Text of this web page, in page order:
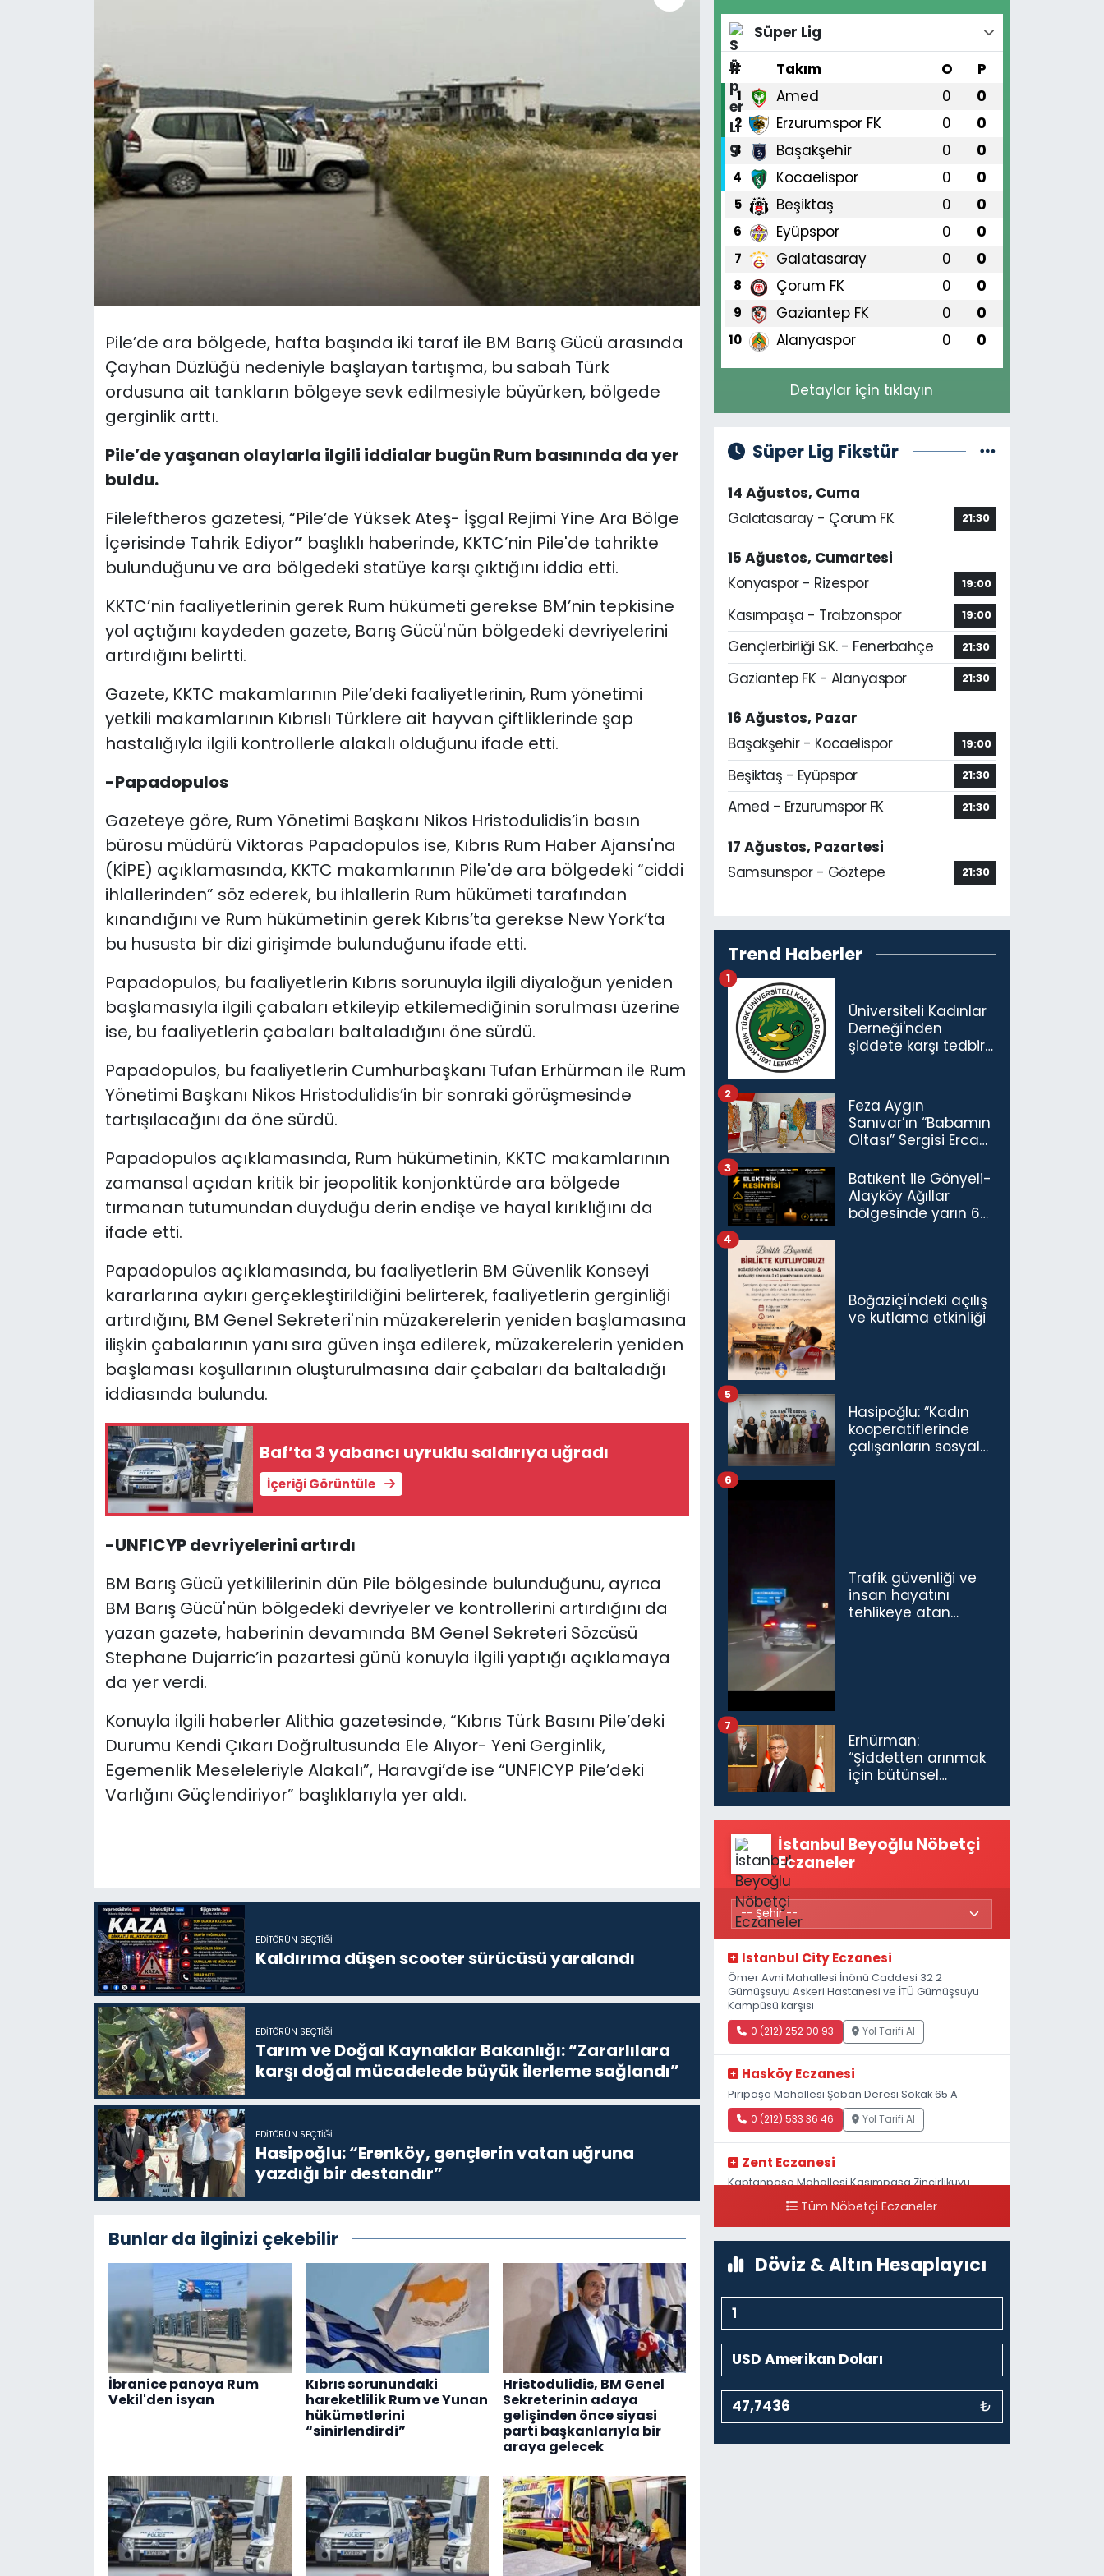
Pile’de ara bölgede, hafta başında iki taraf ile BM Barış Gücü arasında
Çayhan Düzlüğü nedeniyle başlayan tartışma, bu sabah Türk
ordusuna ait tankların bölgeye sevk edilmesiyle büyürken, bölgede
gerginlik arttı.
Pile’de yaşanan olaylarla ilgili iddialar bugün Rum basınında da yer
buldu.
Fileleftheros gazetesi, “Pile’de Yüksek Ateş- İşgal Rejimi Yine Ara Bölge
İçerisinde Tahrik Ediyor” başlıklı haberinde, KKTC’nin Pile'de tahrikte
bulunduğunu ve ara bölgedeki statüye karşı çıktığını iddia etti.
KKTC’nin faaliyetlerinin gerek Rum hükümeti gerekse BM’nin tepkisine
yol açtığını kaydeden gazete, Barış Gücü'nün bölgedeki devriyelerini
artırdığını belirtti.
Gazete, KKTC makamlarının Pile’deki faaliyetlerinin, Rum yönetimi
yetkili makamlarının Kıbrıslı Türklere ait hayvan çiftliklerinde şap
hastalığıyla ilgili kontrollerle alakalı olduğunu ifade etti.
-Papadopulos
Gazeteye göre, Rum Yönetimi Başkanı Nikos Hristodulidis’in basın
bürosu müdürü Viktoras Papadopulos ise, Kıbrıs Rum Haber Ajansı'na
(KİPE) açıklamasında, KKTC makamlarının Pile'de ara bölgedeki “ciddi
ihlallerinden” söz ederek, bu ihlallerin Rum hükümeti tarafından
kınandığını ve Rum hükümetinin gerek Kıbrıs’ta gerekse New York’ta
bu hususta bir dizi girişimde bulunduğunu ifade etti.
Papadopulos, bu faaliyetlerin Kıbrıs sorunuyla ilgili diyaloğun yeniden
başlamasıyla ilgili çabaları etkileyip etkilemediğinin sorulması üzerine
ise, bu faaliyetlerin çabaları baltaladığını öne sürdü.
Papadopulos, bu faaliyetlerin Cumhurbaşkanı Tufan Erhürman ile Rum
Yönetimi Başkanı Nikos Hristodulidis’in bir sonraki görüşmesinde
tartışılacağını da öne sürdü.
Papadopulos açıklamasında, Rum hükümetinin, KKTC makamlarının
zamansal açıdan kritik bir jeopolitik konjonktürde ara bölgede
tırmanan tutumundan duyduğu derin endişe ve hayal kırıklığını da
ifade etti.
Papadopulos açıklamasında, bu faaliyetlerin BM Güvenlik Konseyi
kararlarına aykırı gerçekleştirildiğini belirterek, faaliyetlerin gerginliği
artırdığını, BM Genel Sekreteri'nin müzakerelerin yeniden başlamasına
ilişkin çabalarının yanı sıra güven inşa edilerek, müzakerelerin yeniden
başlaması koşullarının oluşturulmasına dair çabaları da baltaladığı
iddiasında bulundu.
Baf’ta 3 yabancı uyruklu saldırıya uğradı
İçeriği Görüntüle
-UNFICYP devriyelerini artırdı
BM Barış Gücü yetkililerinin dün Pile bölgesinde bulunduğunu, ayrıca
BM Barış Gücü'nün bölgedeki devriyeler ve kontrollerini artırdığını da
yazan gazete, haberinin devamında BM Genel Sekreteri Sözcüsü
Stephane Dujarric’in pazartesi günü konuyla ilgili yaptığı açıklamaya
da yer verdi.
Konuyla ilgili haberler Alithia gazetesinde, “Kıbrıs Türk Basını Pile’deki
Durumu Kendi Çıkarı Doğrultusunda Ele Alıyor- Yeni Gerginlik,
Egemenlik Meseleleriyle Alakalı”, Haravgi’de ise “UNFICYP Pile’deki
Varlığını Güçlendiriyor” başlıklarıyla yer aldı.
EDITÖRÜN SEÇTIĞI
Kaldırıma düşen scooter sürücüsü yaralandı
EDITÖRÜN SEÇTIĞI
Tarım ve Doğal Kaynaklar Bakanlığı: “Zararlılara
karşı doğal mücadelede büyük ilerleme sağlandı”
EDITÖRÜN SEÇTIĞI
Hasipoğlu: “Erenköy, gençlerin vatan uğruna
yazdığı bir destandır”
Bunlar da ilginizi çekebilir
İbranice panoya Rum
Vekil'den isyan
Kıbrıs sorunundaki
hareketlilik Rum ve Yunan
hükümetlerini
“sinirlendirdi”
Hristodulidis, BM Genel
Sekreterinin adaya
gelişinden önce siyasi
parti başkanlarıyla bir
araya gelecek
Süper Lig
#
Takım O P
1 Amed 0 0
2 Erzurumspor FK 0 0
3 Başakşehir 0 0
4 Kocaelispor 0 0
5 Beşiktaş 0 0
6 Eyüpspor 0 0
7 Galatasaray 0 0
8 Çorum FK 0 0
9 Gaziantep FK 0 0
10 Alanyaspor 0 0
Detaylar için tıklayın
Süper Lig Fikstür
14 Ağustos, Cuma
Galatasaray - Çorum FK
21:30
15 Ağustos, Cumartesi
Konyaspor - Rizespor
19:00
Kasımpaşa - Trabzonspor 19:00
Gençlerbirliği S.K. - Fenerbahçe 21:30
Gaziantep FK - Alanyaspor 21:30
16 Ağustos, Pazar
Başakşehir - Kocaelispor
19:00
Beşiktaş - Eyüpspor 21:30
Amed - Erzurumspor FK 21:30
17 Ağustos, Pazartesi
Samsunspor - Göztepe
21:30
Trend Haberler
Üniversiteli Kadınlar
Derneği'nden
şiddete karşı tedbir
1
Feza Aygın
Sanıvar’ın “Babamın
Oltası” Sergisi Ercan
Açıldı
2
Batıkent ile Gönyeli-
Alayköy Ağıllar
bölgesinde yarın 6
3
Boğaziçi'ndeki açılış
ve kutlama etkinliği
4
Hasipoğlu: “Kadın
kooperatiflerinde
çalışanların sosyal
5
Trafik güvenliği ve
insan hayatını
tehlikeye atan
6
Erhürman:
“Şiddetten arınmak
için bütünsel
konuşmamız
7
İstanbul Beyoğlu Nöbetçi
Eczaneler
Istanbul City Eczanesi
Ömer Avni Mahallesi İnönü Caddesi 32 2
Gümüşsuyu Askeri Hastanesi ve İTÜ Gümüşsuyu
Kampüsü karşısı
0 (212) 252 00 93 Yol Tarifi Al
Hasköy Eczanesi
Piripaşa Mahallesi Şaban Deresi Sokak 65 A
0 (212) 533 36 46 Yol Tarifi Al
Zent Eczanesi
Kaptanpaşa Mahallesi Kasımpaşa Zincirlikuyu
Tüm Nöbetçi Eczaneler
Döviz & Altın Hesaplayıcı
₺
KKTC YEREL SEÇİM 2018
Kültür Sanat
Magazin
Teknoloji
Video Galeri
Yazarlar